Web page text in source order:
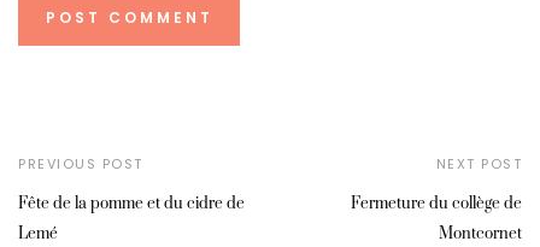
PREVIOUS POST
Fête de la pomme et du cidre de
Lemé
NEXT POST
Fermeture du collège de
Montcornet